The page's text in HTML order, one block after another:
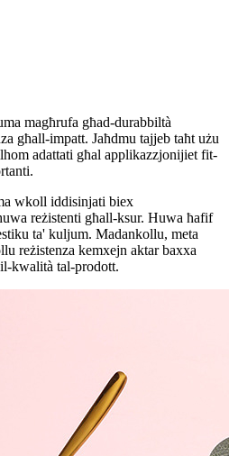
magħrufa għad-durabbiltà
għall-impatt. Jaħdmu tajjeb taħt użu
adattati għal applikazzjonijiet fit-
wkoll iddisinjati biex
reżistenti għall-ksur. Huwa ħafif
ta' kuljum. Madankollu, meta
reżistenza kemxejn aktar baxxa
kwalità tal-prodott.